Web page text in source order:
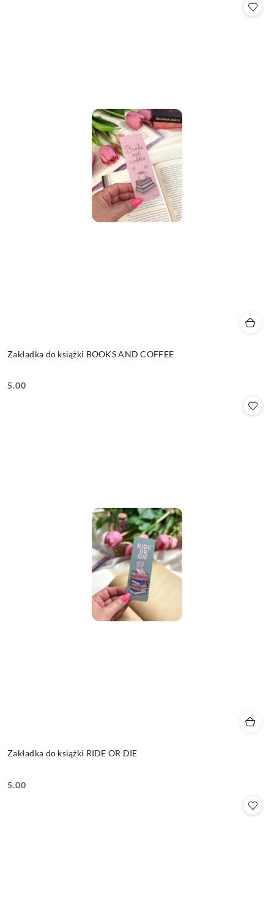
Zakładka do książki BOOKS AND COFFEE
Cena:
5.00
Zakładka do książki RIDE OR DIE
Cena:
5.00